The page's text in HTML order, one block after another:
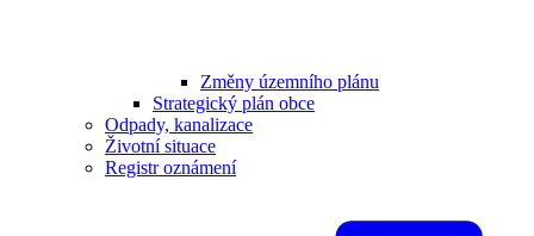
Změny územního plánu
Strategický plán obce
Odpady, kanalizace
Životní situace
Registr oznámení